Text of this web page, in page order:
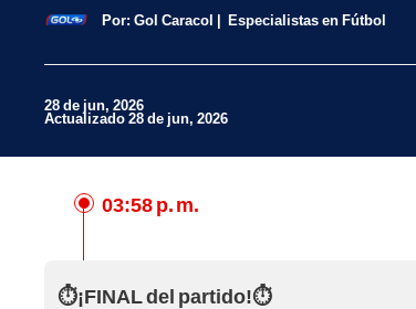
Por: Gol Caracol Especialistas en Fútbol
28 de jun, 2026
Actualizado 28 de jun, 2026
03:58 p. m.
⏱️¡FINAL del partido!⏱️